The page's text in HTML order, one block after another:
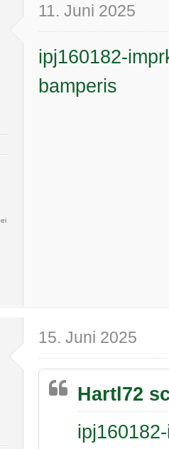
11. Juni 2025
ipj160182-
bamperis
15. Juni 2025
Hartl72